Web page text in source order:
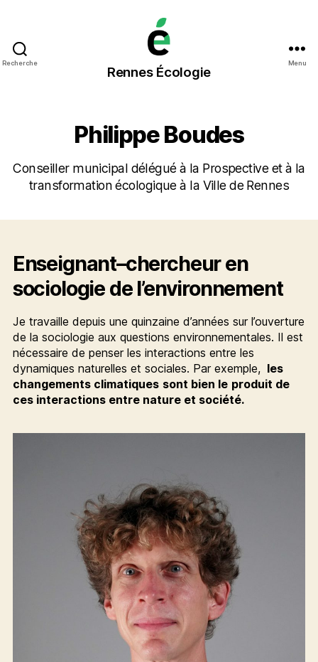
Recherche
Rennes
Écologie
Rennes Écologie
Menu
Philippe Boudes
Conseiller municipal délégué à la Prospective et à la
transformation écologique à la Ville de Rennes
Enseignant–chercheur en
sociologie de l’environnement
Je travaille depuis une quinzaine d’années sur l’ouverture
de la sociologie aux questions environnementales. Il est
nécessaire de penser les interactions entre les
dynamiques naturelles et sociales. Par exemple, les
changements climatiques sont bien le produit de
ces interactions entre nature et société.